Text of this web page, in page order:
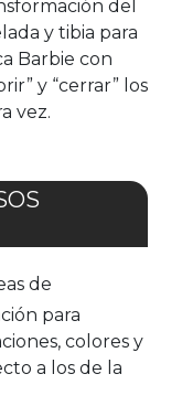
del
y tibia para
Barbie con
y “cerrar” los
vez.
de
para
colores y
a los de la